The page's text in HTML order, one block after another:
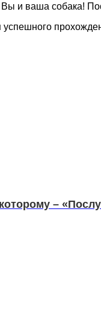
Вы и ваша собака!
–